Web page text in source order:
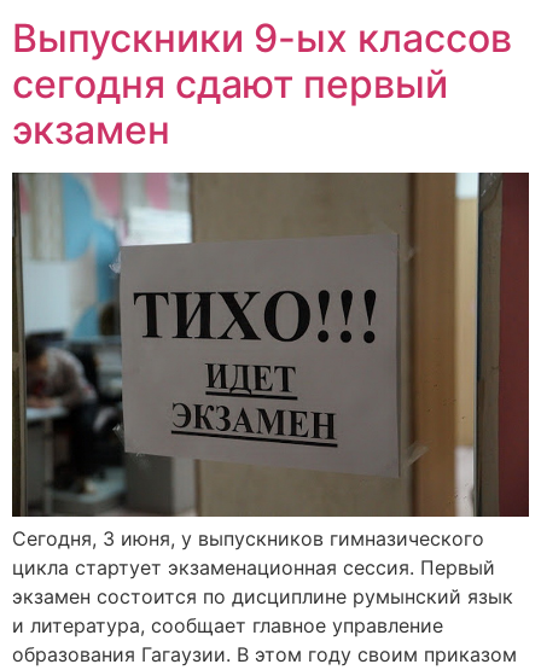
Выпускники 9-ых классов
сегодня сдают первый
экзамен
Сегодня, 3 июня, у выпускников гимназического
цикла стартует экзаменационная сессия. Первый
экзамен состоится по дисциплине румынский язык
и литература, сообщает главное управление
образования Гагаузии. В этом году своим приказом